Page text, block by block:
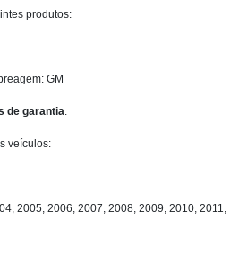
produtos:
GM
de garantia
veículos:
2005, 2006, 2007, 2008, 2009, 2010, 2011,